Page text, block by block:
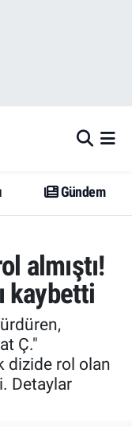
Gündem
almıştı!
kaybetti
Ç."
dizide rol olan
Detaylar